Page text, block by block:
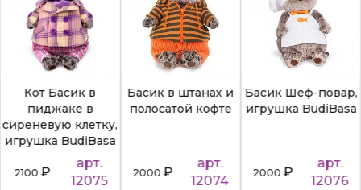
Кот Басик в
пиджаке в
сиреневую клетку,
игрушка BudiBasa
2100₽
арт.
12075
Басик в штанах и
полосатой кофте
2000₽
арт.
12074
Басик Шеф-повар,
игрушка BudiBasa
2000₽
арт.
12076